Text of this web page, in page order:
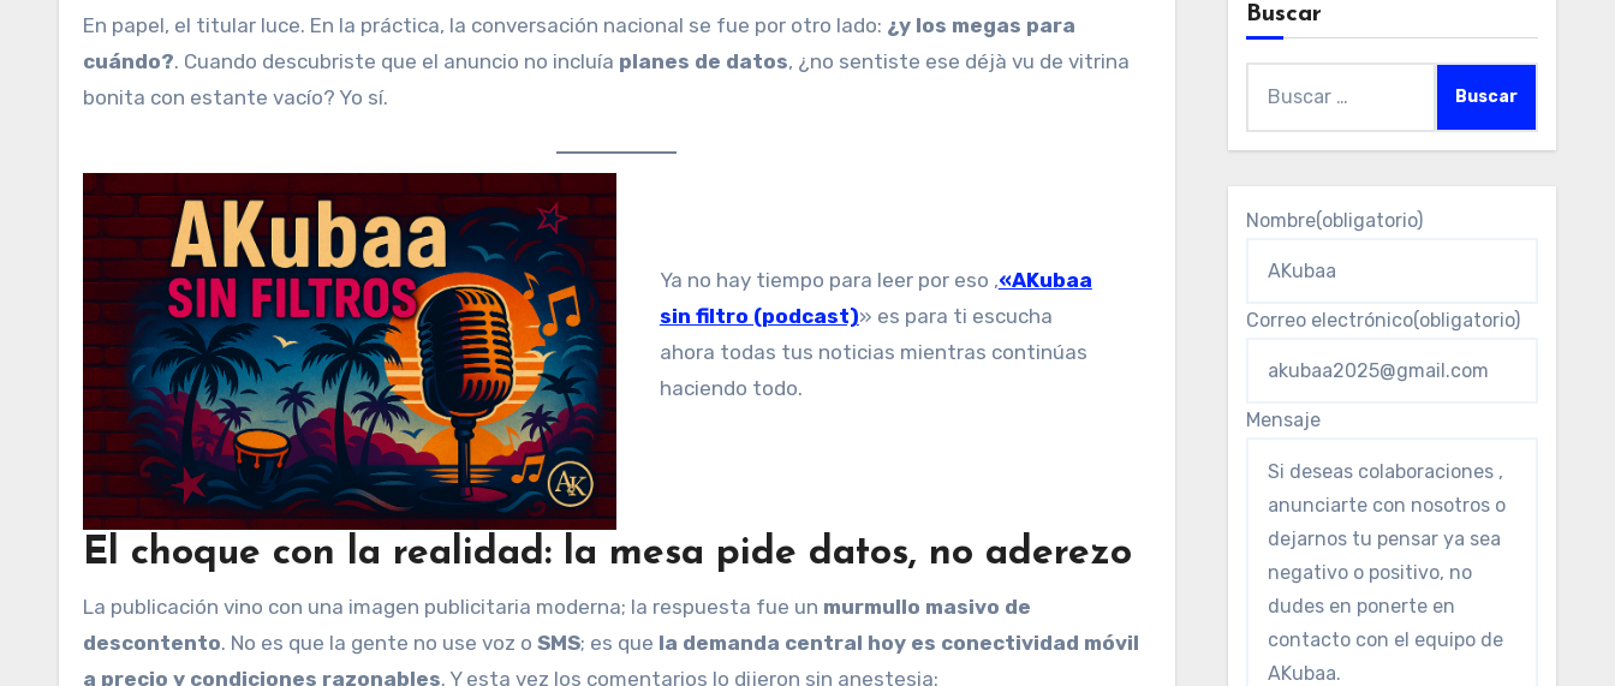
En papel, el titular luce. En la práctica, la conversación nacional se fue por otro lado: ¿y los megas para
cuándo?. Cuando descubriste que el anuncio no incluía planes de datos, ¿no sentiste ese déjà vu de vitrina
bonita con estante vacío? Yo sí.
Ya no hay tiempo para leer por eso ,«AKubaa
sin filtro (podcast)» es para ti escucha
ahora todas tus noticias mientras continúas
haciendo todo.
El choque con la realidad: la mesa pide datos, no aderezo
La publicación vino con una imagen publicitaria moderna; la respuesta fue un murmullo masivo de
descontento. No es que la gente no use voz o SMS; es que la demanda central hoy es conectividad móvil
a precio y condiciones razonables. Y esta vez los comentarios lo dijeron sin anestesia:
Buscar
Nombre(obligatorio)
Correo electrónico(obligatorio)
Mensaje